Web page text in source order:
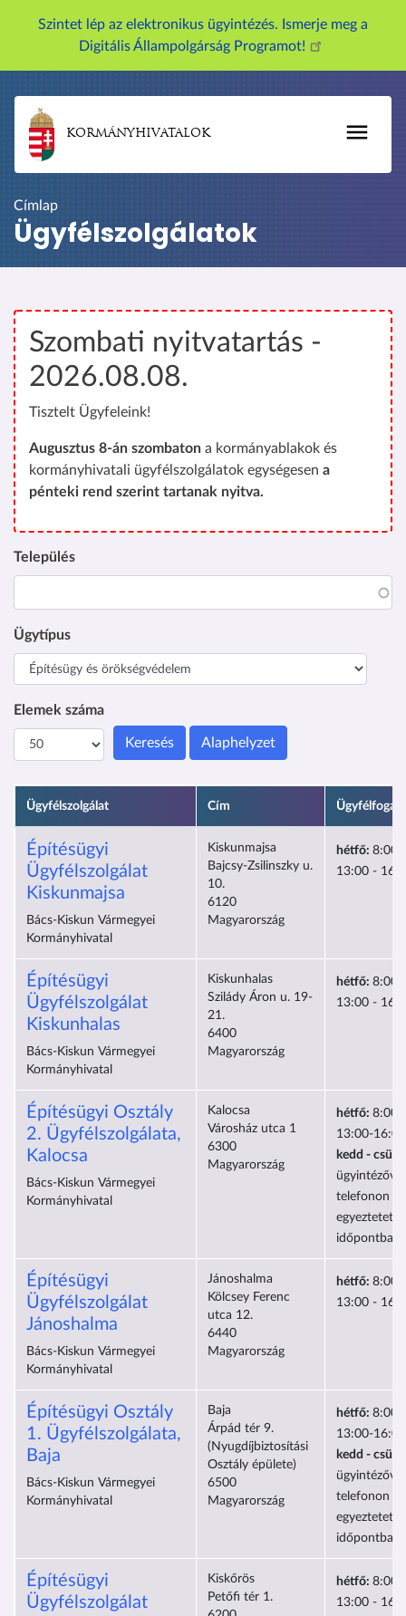
á
a
a
r
t
a
l
m
a
Szintet lép az elektronikus ügyintézés. Ismerje meg a
Digitális Állampolgárság Programot!
KORMÁNYHIVATALOK
Címlap
Ügyfélszolgálatok
Szombati nyitvatartás -
2026.08.08.
Tisztelt Ügyfeleink!
Augusztus 8-án szombaton a kormányablakok és
kormányhivatali ügyfélszolgálatok egységesen a
pénteki rend szerint tartanak nyitva.
Település
Ügytípus
Elemek száma
Keresés Alaphelyzet
Ügyfélszolgálat Cím
Építésügyi
Ügyfélszolgálat
Kiskunmajsa
Bács-Kiskun Vármegyei
Kormányhivatal
Kiskunmajsa
Bajcsy-Zsilinszky u.
10.
6120
Magyarország
hétfő: 8:00-
13:00 -
Építésügyi
Ügyfélszolgálat
Kiskunhalas
Bács-Kiskun Vármegyei
Kormányhivatal
Kiskunhalas
Szilády Áron u. 19-
21.
6400
Magyarország
hétfő: 8:00-
13:00 -
Építésügyi Osztály
2. Ügyfélszolgálata,
Kalocsa
Bács-Kiskun Vármegyei
Kormányhivatal
Kalocsa
Városház utca 1
6300
Magyarország
hétfő: 8:00-
13:00-16:00
kedd -
ügyintézővel
telefonon
egyeztetett
időpontban
Építésügyi
Ügyfélszolgálat
Jánoshalma
Bács-Kiskun Vármegyei
Kormányhivatal
Jánoshalma
Kölcsey Ferenc
utca 12.
6440
Magyarország
hétfő: 8:00-
13:00 -
Építésügyi Osztály
1. Ügyfélszolgálata,
Baja
Bács-Kiskun Vármegyei
Kormányhivatal
Baja
Árpád tér 9.
(Nyugdíjbiztosítási
Osztály épülete)
6500
Magyarország
hétfő: 8:00-
13:00-16:00
kedd -
ügyintézővel
telefonon
egyeztetett
időpontban
Építésügyi
Ügyfélszolgálat
Kiskőrös
Petőfi tér 1.
hétfő: 8:00-
13:00 -